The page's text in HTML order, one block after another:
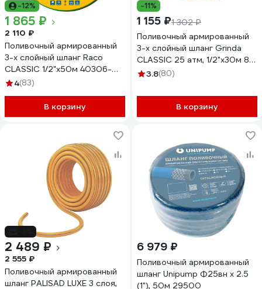
-12%
1 865 ₽
2 110 ₽
Поливочный армированный
3-х слойный шланг Raco
CLASSIC 1/2"x50м 40306-
1/2-50_z01
4(83)
В корзину
-11%
1 155 ₽1 302 ₽
Поливочный армированный
3-х слойный шланг Grinda
CLASSIC 25 атм, 1/2"х30м 8-
429001-1/2-30_z02
3.8(80)
В корзину
2 489 ₽
2 555 ₽
Поливочный армированный
шланг PALISAD LUXE 3 слоя,
6 979 ₽
Поливочный армированный
шланг Unipump Ф25вн х 2.5
(1"), 50м 29500